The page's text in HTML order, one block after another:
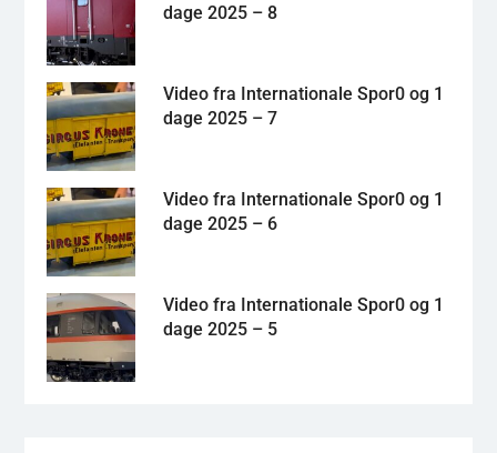
dage 2025 – 8
Video fra Internationale Spor0 og 1
dage 2025 – 7
Video fra Internationale Spor0 og 1
dage 2025 – 6
Video fra Internationale Spor0 og 1
dage 2025 – 5